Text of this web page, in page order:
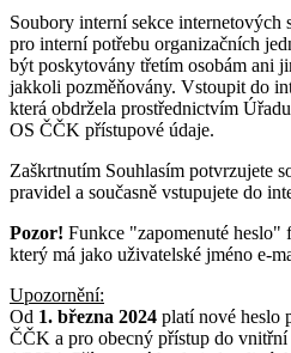
Soubory interní sekce internetových
pro interní potřebu organizačních
být poskytovány třetím osobám ani
jakkoli pozměňovány. Vstoupit do
která obdržela prostřednictvím
OS ČČK přístupové údaje.
Zaškrtnutím Souhlasím potvrzujete
pravidel a současně vstupujete do
Pozor! Funkce "zapomenuté heslo"
který má jako uživatelské jméno e-
Upozornění:
Od 1. března 2024 platí nové heslo
ČČK a pro obecný přístup do